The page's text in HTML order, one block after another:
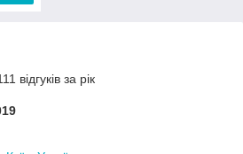
відгуків за рік